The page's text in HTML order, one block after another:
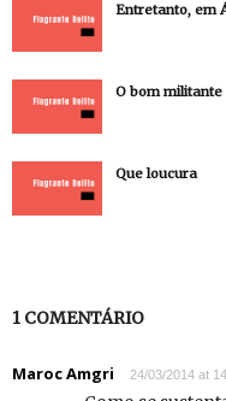
Entretanto, em
O bom militante
Que loucura
1 COMENTÁRIO
Maroc Amgri 24/03/2014 at